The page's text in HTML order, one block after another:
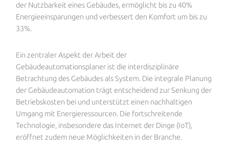
der Nutzbarkeit eines Gebäudes, ermöglicht bis zu 40%
Energieeinsparungen und verbessert den Komfort um bis zu
33%.
Ein zentraler Aspekt der Arbeit der
Gebäudeautomationsplaner ist die interdisziplinäre
Betrachtung des Gebäudes als System. Die integrale Planung
der Gebäudeautomation trägt entscheidend zur Senkung der
Betriebskosten bei und unterstützt einen nachhaltigen
Umgang mit Energieressourcen. Die fortschreitende
Technologie, insbesondere das Internet der Dinge (IoT),
eröffnet zudem neue Möglichkeiten in der Branche.